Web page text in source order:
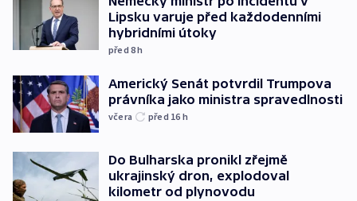
Lipsku varuje před každodenními
hybridními útoky
před 8h
Americký Senát potvrdil Trumpova
právníka jako ministra spravedlnosti
včera před 16 h
Do Bulharska pronikl zřejmě
ukrajinský dron, explodoval
kilometr od plynovodu